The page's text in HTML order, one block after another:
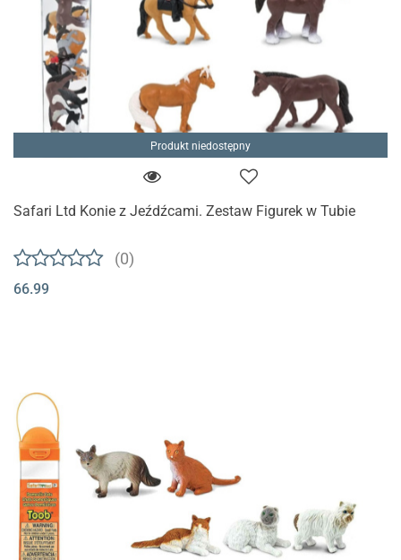
Produkt niedostępny
Safari Ltd Konie z Jeźdźcami. Zestaw Figurek w Tubie
(0)
66.99